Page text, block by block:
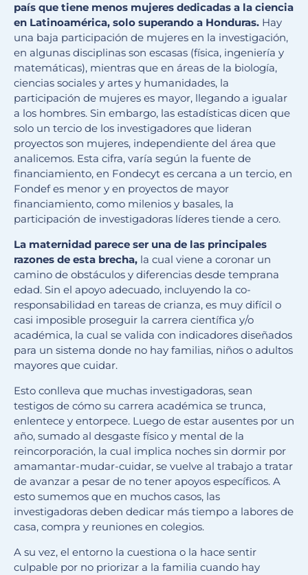
país que tiene menos mujeres dedicadas a la ciencia
en Latinoamérica, solo superando a Honduras. Hay
una baja participación de mujeres en la investigación,
en algunas disciplinas son escasas (física, ingeniería y
matemáticas), mientras que en áreas de la biología,
ciencias sociales y artes y humanidades, la
participación de mujeres es mayor, llegando a igualar
a los hombres. Sin embargo, las estadísticas dicen que
solo un tercio de los investigadores que lideran
proyectos son mujeres, independiente del área que
analicemos. Esta cifra, varía según la fuente de
financiamiento, en Fondecyt es cercana a un tercio, en
Fondef es menor y en proyectos de mayor
financiamiento, como milenios y basales, la
participación de investigadoras líderes tiende a cero.
La maternidad parece ser una de las principales
razones de esta brecha, la cual viene a coronar un
camino de obstáculos y diferencias desde temprana
edad. Sin el apoyo adecuado, incluyendo la co-
responsabilidad en tareas de crianza, es muy difícil o
casi imposible proseguir la carrera científica y/o
académica, la cual se valida con indicadores diseñados
para un sistema donde no hay familias, niños o adultos
mayores que cuidar.
Esto conlleva que muchas investigadoras, sean
testigos de cómo su carrera académica se trunca,
enlentece y entorpece. Luego de estar ausentes por un
año, sumado al desgaste físico y mental de la
reincorporación, la cual implica noches sin dormir por
amamantar-mudar-cuidar, se vuelve al trabajo a tratar
de avanzar a pesar de no tener apoyos específicos. A
esto sumemos que en muchos casos, las
investigadoras deben dedicar más tiempo a labores de
casa, compra y reuniones en colegios.
A su vez, el entorno la cuestiona o la hace sentir
culpable por no priorizar a la familia cuando hay